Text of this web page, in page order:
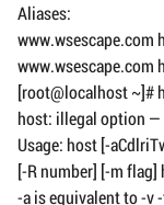
Aliases:
www.wsescape.com
www.wsescape.com
[root@localhost ~]#
host: illegal option
Usage: host [-
[-R number] [-m flag]
-a is equivalent to -v